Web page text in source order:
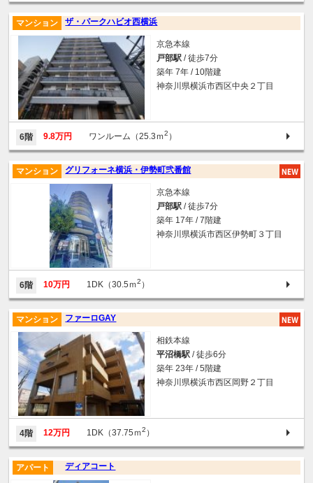
ザ・パークハビオ西横浜
マンション
京急本線
戸部駅 / 徒歩7分
築年 7年 / 10階建
神奈川県横浜市西区中央２丁目
6階 9.8万円 ワンルーム（25.3ｍ2 ）
グリフォーネ横浜・伊勢町弐番館
マンション
京急本線
戸部駅 / 徒歩7分
築年 17年 / 7階建
神奈川県横浜市西区伊勢町３丁目
6階 10万円 1DK（30.5ｍ2 ）
ファーロGAY
マンション
相鉄本線
平沼橋駅 / 徒歩6分
築年 23年 / 5階建
神奈川県横浜市西区岡野２丁目
4階 12万円 1DK（37.75ｍ2 ）
ディアコート
アパート